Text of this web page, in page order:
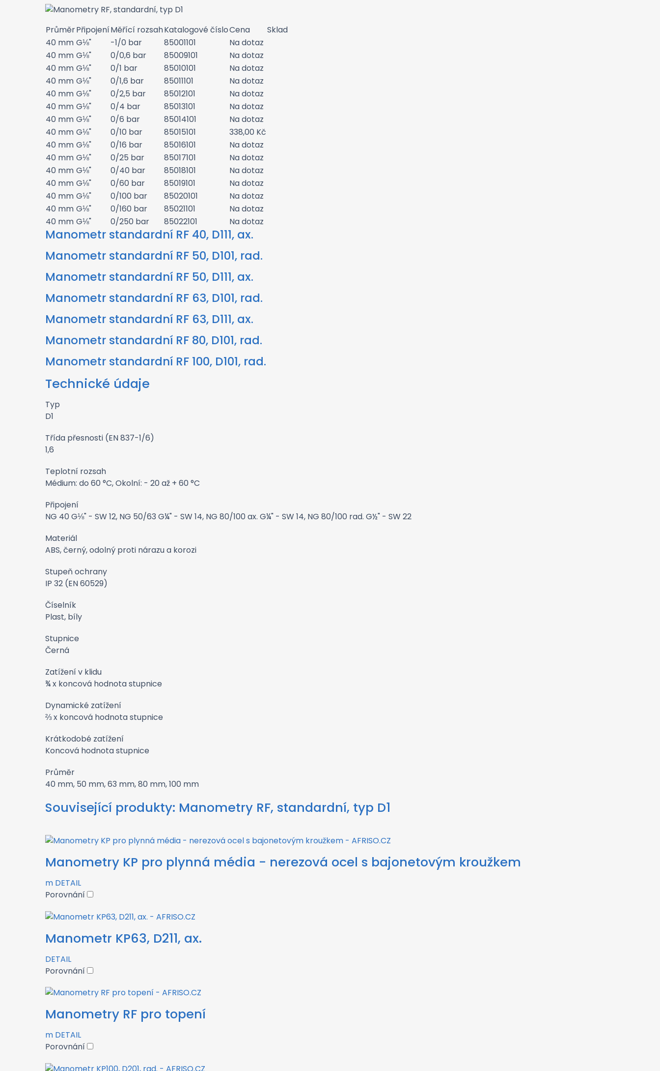
PrůměrPřipojeníMěřící rozsahKatalogové čísloCena
Sklad
40 mm G⅛" -1/0 bar 85001101
Na dotaz
40 mm G⅛" 0/0,6 bar 85009101
Na dotaz
40 mm G⅛" 0/1 bar 85010101
Na dotaz
40 mm G⅛" 0/1,6 bar 85011101
Na dotaz
40 mm G⅛" 0/2,5 bar 85012101
Na dotaz
40 mm G⅛" 0/4 bar 85013101
Na dotaz
40 mm G⅛" 0/6 bar 85014101
Na dotaz
40 mm G⅛" 0/10 bar 85015101 338,00 Kč
40 mm G⅛" 0/16 bar 85016101
Na dotaz
40 mm G⅛" 0/25 bar 85017101
Na dotaz
40 mm G⅛" 0/40 bar 85018101
Na dotaz
40 mm G⅛" 0/60 bar 85019101
Na dotaz
40 mm G⅛" 0/100 bar 85020101
Na dotaz
40 mm G⅛" 0/160 bar 85021101
Na dotaz
40 mm G⅛" 0/250 bar 85022101 Na dotaz
Manometr standardní RF 40, D111, ax.
Manometr standardní RF 50, D101, rad.
Manometr standardní RF 50, D111, ax.
Manometr standardní RF 63, D101, rad.
Manometr standardní RF 63, D111, ax.
Manometr standardní RF 80, D101, rad.
Manometr standardní RF 100, D101, rad.
Technické údaje
Typ
D1
Třída přesnosti (EN 837-1/6)
1,6
Teplotní rozsah
Médium: do 60 °C, Okolní: - 20 až + 60 °C
Připojení
NG 40 G⅛" - SW 12, NG 50/63 G¼" - SW 14, NG 80/100 ax. G¼" - SW 14, NG 80/100 rad. G½" - SW 22
Materiál
ABS, černý, odolný proti nárazu a korozi
Stupeň ochrany
IP 32 (EN 60529)
Číselník
Plast, bíly
Stupnice
Černá
Zatížení v klidu
¾ x koncová hodnota stupnice
Dynamické zatížení
⅔ x koncová hodnota stupnice
Krátkodobé zatížení
Koncová hodnota stupnice
Průměr
40 mm, 50 mm, 63 mm, 80 mm, 100 mm
Související produkty: Manometry RF, standardní, typ D1
Manometry KP pro plynná média - nerezová ocel s bajonetovým kroužkem
m DETAIL
Porovnání
Manometr KP63, D211, ax.
DETAIL
Porovnání
Manometry RF pro topení
m DETAIL
Porovnání